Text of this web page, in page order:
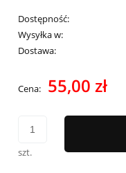
Dostępność:
Wysyłka w:
Dostawa:
Cena: 55,00 zł
szt.